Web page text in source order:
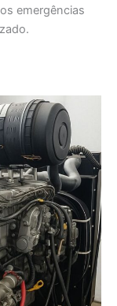
emergências